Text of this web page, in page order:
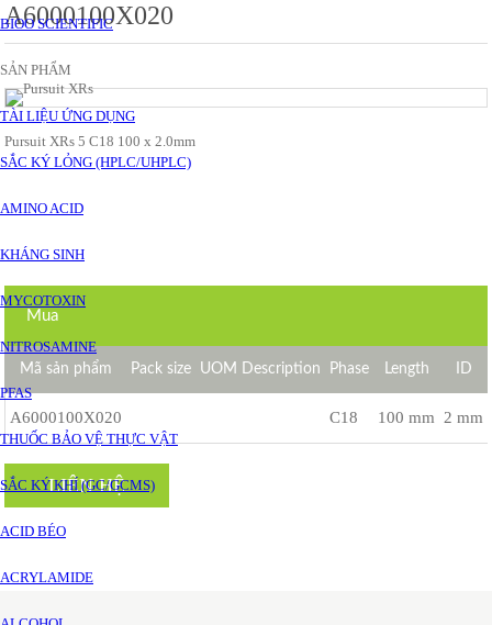
BIOO SCIENTIFIC
SẢN PHẨM
TÀI LIỆU ỨNG DỤNG
SẮC KÝ LỎNG (HPLC/UHPLC)
AMINO ACID
KHÁNG SINH
MYCOTOXIN
NITROSAMINE
PFAS
THUỐC BẢO VỆ THỰC VẬT
SẮC KÝ KHÍ (GC/GCMS)
ACID BÉO
ACRYLAMIDE
A6000100X020
Pursuit XRs 5 C18 100 x 2.0mm
Mua
Mã sản phẩm Pack size UOM Description Phase Length ID
A6000100X020 C18 100 mm 2 mm
LIÊN HỆ